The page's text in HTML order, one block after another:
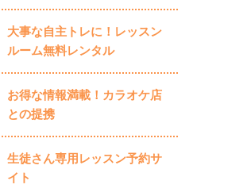
大事な自主トレに！レッスン
ルーム無料レンタル
お得な情報満載！カラオケ店
との提携
生徒さん専用レッスン予約サ
イト